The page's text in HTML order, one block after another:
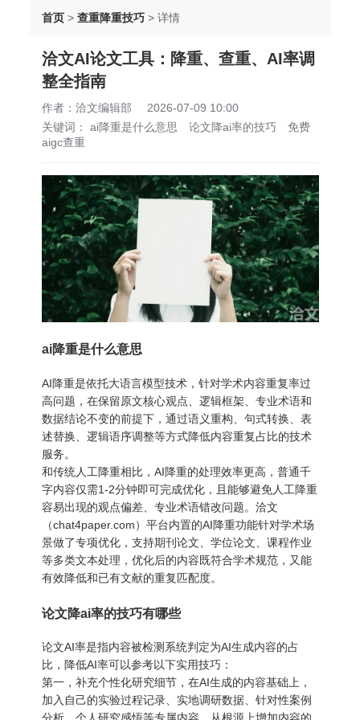
首页 > 查重降重技巧 > 详情
洽文AI论文工具：降重、查重、AI率调
整全指南
作者：洽文编辑部
2026-07-09 10:00
关键词： ai降重是什么意思 论文降ai率的技巧
免费
aigc查重
ai降重是什么意思
AI降重是依托大语言模型技术，针对学术内容重复率过
高问题，在保留原文核心观点、逻辑框架、专业术语和
数据结论不变的前提下，通过语义重构、句式转换、表
述替换、逻辑语序调整等方式降低内容重复占比的技术
服务。
和传统人工降重相比，AI降重的处理效率更高，普通千
字内容仅需1-2分钟即可完成优化，且能够避免人工降重
容易出现的观点偏差、专业术语错改问题。洽文
（chat4paper.com）平台内置的AI降重功能针对学术场
景做了专项优化，支持期刊论文、学位论文、课程作业
等多类文本处理，优化后的内容既符合学术规范，又能
有效降低和已有文献的重复匹配度。
论文降ai率的技巧有哪些
论文AI率是指内容被检测系统判定为AI生成内容的占
比，降低AI率可以参考以下实用技巧：
第一，补充个性化研究细节，在AI生成的内容基础上，
加入自己的实验过程记录、实地调研数据、针对性案例